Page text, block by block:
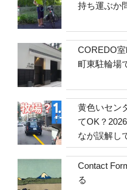
持ち運ぶか
COREDO
町東駐輪場
黄色いセン
てOK？
なが誤解し
Contact
る